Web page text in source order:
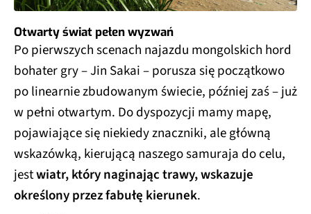
Otwarty świat pełen wyzwań
Po pierwszych scenach najazdu mongolskich hord
bohater gry – Jin Sakai – porusza się początkowo
po linearnie zbudowanym świecie, później zaś – już
w pełni otwartym. Do dyspozycji mamy mapę,
pojawiające się niekiedy znaczniki, ale główną
wskazówką, kierującą naszego samuraja do celu,
jestwiatr, który naginając trawy, wskazuje
określony przez fabułę kierunek.